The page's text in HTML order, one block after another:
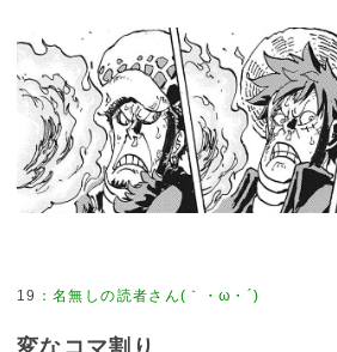
19 ：名無しの読者さん(｀・ω・´)